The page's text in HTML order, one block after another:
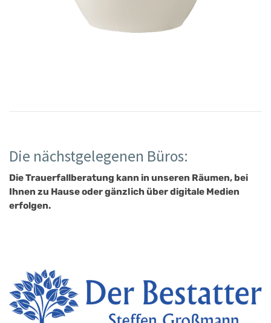
Die nächstgelegenen Büros:
Die Trauerfallberatung kann in unseren Räumen, bei
Ihnen zu Hause oder gänzlich über digitale Medien
erfolgen.